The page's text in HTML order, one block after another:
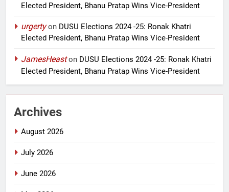
Elected President, Bhanu Pratap Wins Vice-President
urgertyon DUSU Elections 2024 -25: Ronak Khatri
Elected President, Bhanu Pratap Wins Vice-President
JamesHeaston DUSU Elections 2024 -25: Ronak Khatri
Elected President, Bhanu Pratap Wins Vice-President
Archives
August 2026
July 2026
June 2026